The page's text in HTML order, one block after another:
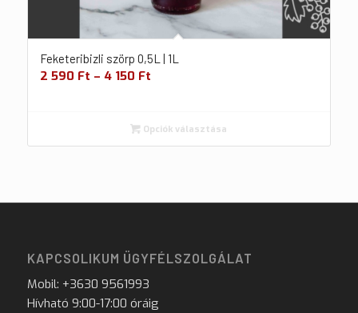
Feketeribizli szörp 0,5L | 1L
2 590 Ft – 4 150 Ft
Opciók választása
KAPCSOLIKUM ÜGYFÉLSZOLGÁLAT
Mobil: +3630 9561993
Hívható 9:00-17:00 óráig